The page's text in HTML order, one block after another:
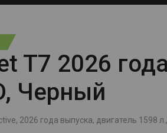
T7 2026
Черный
2026 года выпуска, двигатель 1598